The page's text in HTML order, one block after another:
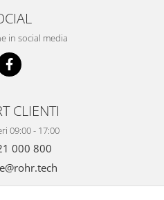
in social media
CLIENTI
09:00 - 17:00
000 800